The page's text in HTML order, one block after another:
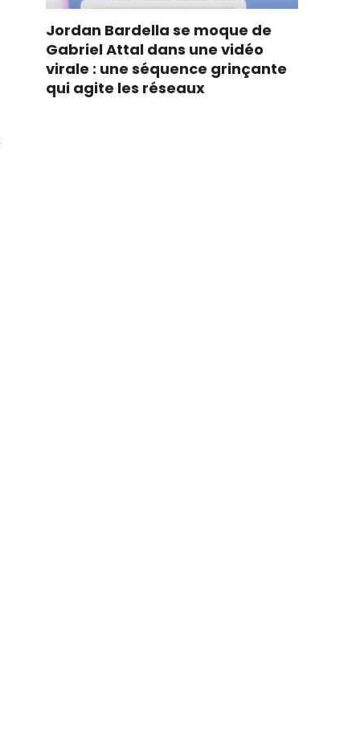
Jordan Bardella se moque de
Gabriel Attal dans une vidéo
virale : une séquence grinçante
qui agite les réseaux